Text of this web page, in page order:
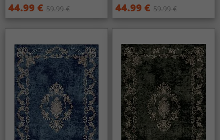
44.99 € 59.99 € 44.99 € 59.99 €